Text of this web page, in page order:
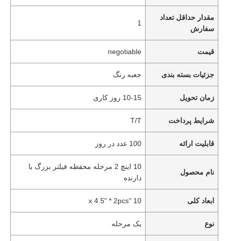
مقدار حداقل تعداد
سفارش
1
قیمت negotiable
جزئیات بسته بندی جعبه رنگ
زمان تحویل 10-15 روز کاری
شرایط پرداخت T/T
قابلیت ارائه 100 عدد در روز
نام محصول
10 اینچ 2 مرحله محفظه فیلتر بزرگ با
دارنده
ابعاد کلی 10 "x 4.5" * 2pcs
نوع یک مرحله